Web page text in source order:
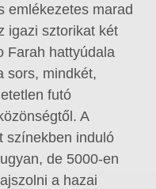
emlékezetes marad
igazi sztorikat két
Farah hattyúdala
sors, mindkét,
futó
A
színekben induló
de 5000-en
a hazai